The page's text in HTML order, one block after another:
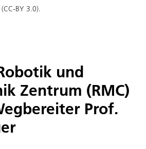
(CC-BY 3.0).
und
Zentrum (RMC)
Prof.